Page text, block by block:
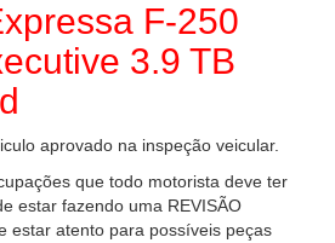
F-250
3.9 TB
aprovado na inspeção veicular.
que todo motorista deve ter
estar fazendo uma REVISÃO
estar atento para possíveis peças